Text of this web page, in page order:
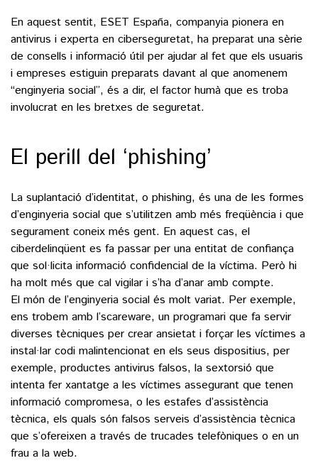
En aquest sentit, ESET España, companyia pionera en
antivirus i experta en ciberseguretat, ha preparat una sèrie
de consells i informació útil per ajudar al fet que els usuaris
i empreses estiguin preparats davant al que anomenem
“enginyeria social”, és a dir, el factor humà que es troba
involucrat en les bretxes de seguretat.
El perill del ‘phishing’
La suplantació d’identitat, o phishing, és una de les formes
d’enginyeria social que s’utilitzen amb més freqüència i que
segurament coneix més gent. En aquest cas, el
ciberdelinqüent es fa passar per una entitat de confiança
que sol·licita informació confidencial de la víctima. Però hi
ha molt més que cal vigilar i s’ha d’anar amb compte.
El món de l’enginyeria social és molt variat. Per exemple,
ens trobem amb l’scareware, un programari que fa servir
diverses tècniques per crear ansietat i forçar les víctimes a
instal·lar codi malintencionat en els seus dispositius, per
exemple, productes antivirus falsos, la sextorsió que
intenta fer xantatge a les víctimes assegurant que tenen
informació compromesa, o les estafes d’assistència
tècnica, els quals són falsos serveis d’assistència tècnica
que s’ofereixen a través de trucades telefòniques o en un
frau a la web.